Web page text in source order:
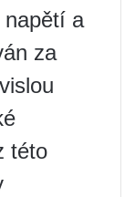
napětí a
za
této